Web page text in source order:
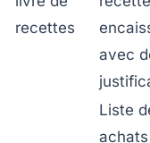
recettes
avec
Liste